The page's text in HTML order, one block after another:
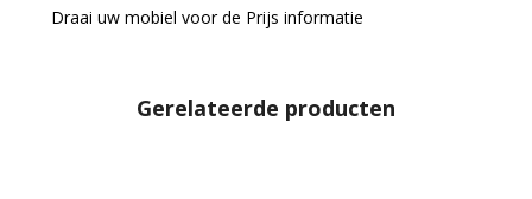
Draai uw mobiel voor de Prijs informatie
Gerelateerde producten